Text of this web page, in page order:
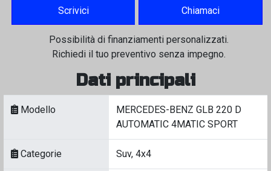
Scrivici Chiamaci
Possibilità di finanziamenti personalizzati.
Richiedi il tuo preventivo senza impegno.
Dati principali
Modello
MERCEDES-BENZ GLB 220 D
AUTOMATIC 4MATIC SPORT
Categorie Suv, 4x4